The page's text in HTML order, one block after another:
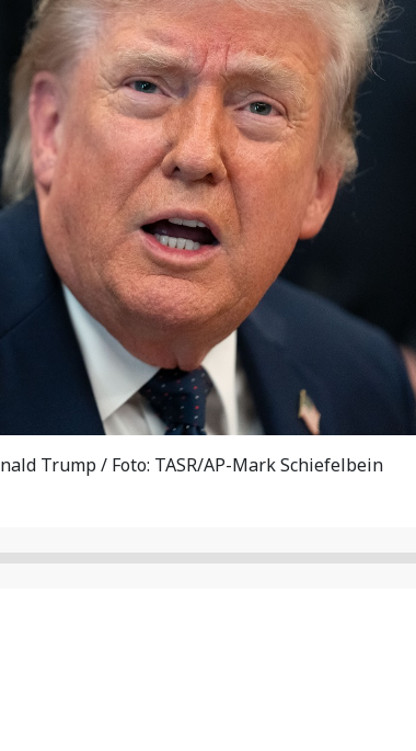
Trump / Foto: TASR/AP-Mark Schiefelbein